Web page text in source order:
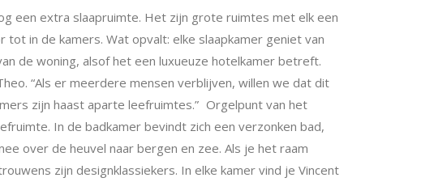
een extra slaapruimte. Het zijn grote ruimtes met elk een
in de kamers. Wat opvalt: elke slaapkamer geniet van
de woning, alsof het een luxueuze hotelkamer betreft.
“Als er meerdere mensen verblijven, willen we dat dit
zijn haast aparte leefruimtes.” Orgelpunt van het
In de badkamer bevindt zich een verzonken bad,
over de heuvel naar bergen en zee. Als je het raam
zijn designklassiekers. In elke kamer vind je Vincent